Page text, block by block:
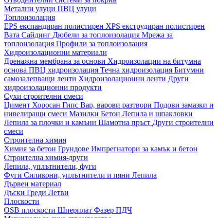
Метални улуци ПВЦ улуци
Топлоизолация
EPS експандиран полистирен XPS екструдиран полистирен
Вата Сайдинг Дюбели за топлоизолация Мрежа за
топлоизолация Профили за топлоизолация
Хидроизолационни материали
Дренажна мембрана за основи Хидроизолации на битумна
основа ПВЦ хидроизолация Течна хидроизолация Битумни
самозалепващи ленти Хидроизолационни ленти Други
хидроизолационни продукти
Сухи строителни смеси
Цимент Хоросан Гипс Вар, варови разтвори Подови замазки и
нивелиращи смеси Мазилки Бетон Лепила и шпакловки
Лепила за плочки и камъни Шамотна пръст Други строителни
смеси
Строителна химия
Химия за бетон Грундове Импрегнатори за камък и бетон
Строителна химия-други
Лепила, уплътнители, фуги
Фуги Силикони, уплътнители и пяни Лепила
Дървен материал
Дъски Греди Летви
Плоскости
OSB плоскости Шперплат Фазер ПДЧ